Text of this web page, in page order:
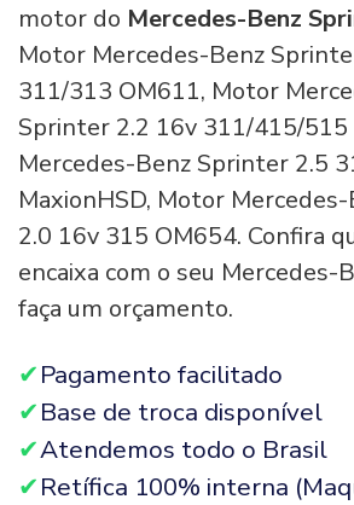
motor do Mercedes-Benz
Motor Mercedes-Benz
311/313 OM611, Motor
Sprinter 2.2 16v 311/415/
Mercedes-Benz Sprinter 2.5
MaxionHSD, Motor
2.0 16v 315 OM654. Confira
encaixa com o seu Mercedes-
faça um orçamento.
Pagamento facilitado
Base de troca disponível
Atendemos todo o Brasil
Retífica 100% interna